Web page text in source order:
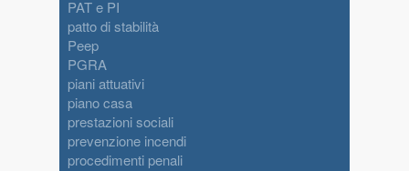
PAT e PI
patto di stabilità
Peep
PGRA
piani attuativi
piano casa
prestazioni sociali
prevenzione incendi
procedimenti penali